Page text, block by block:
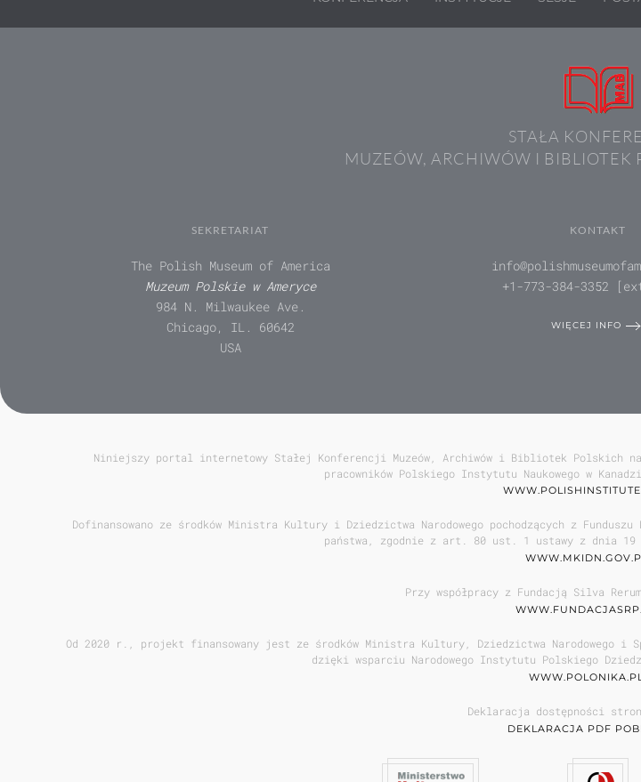
STAŁA
MUZEÓW, ARCHIWÓW I BIBLIOTEK
SEKRETARIAT
The Polish Museum of America
Muzeum Polskie w Ameryce
984 N. Milwaukee Ave.
Chicago, IL. 60642
USA
KONTAKT
+1-773-384-3352
WIĘCEJ INFO
Niniejszy portal internetowy Stałej Konferencji Muzeów, Archiwów i Bibliotek Polskich na
pracowników Polskiego Instytutu Naukowego w
Dofinansowano ze środków Ministra Kultury i Dziedzictwa Narodowego pochodzących z
państwa, zgodnie z art. 80 ust. 1 ustawy z dnia 19
Przy współpracy z Fundacją Silva
Od 2020 r., projekt finansowany jest ze środków Ministra Kultury, Dziedzictwa Narodowego i
dzięki wsparciu Narodowego Instytutu Polskiego
Deklaracja dostępności
DEKLARACJA PDF